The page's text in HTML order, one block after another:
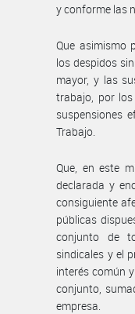
y conforme las
Que asimismo
los despidos
mayor, y las
trabajo, por
suspensiones
Trabajo.
Que, en este
declarada y
consiguiente
públicas
conjunto de
sindicales y el
interés común
conjunto,
empresa.